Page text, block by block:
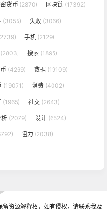
货币 (2870) 区块链 (17392)
(3055) 失败 (3066)
手机 (2129)
(2803) 搜索 (1895)
(4269) 数据 (19109)
(19071) 消费 (4002)
(1965) 社交 (2643)
析 (2079) 设计 (6524)
阻力 (2038)
留资源解释权，如有侵权，请联系我及